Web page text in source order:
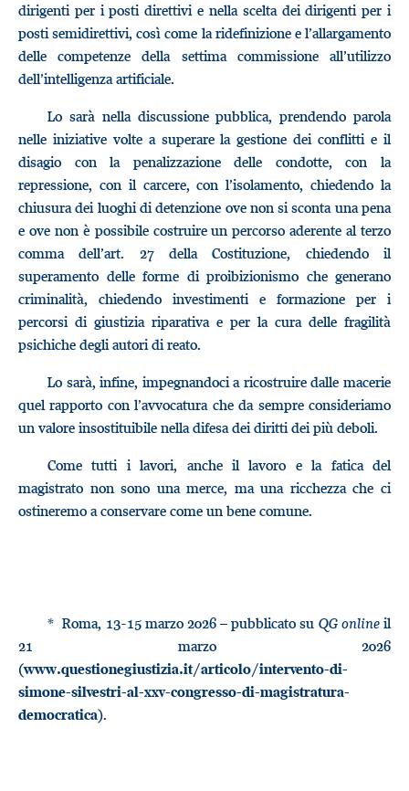
dirigenti per i posti direttivi e nella scelta dei dirigenti per i
posti semidirettivi, così come la ridefinizione e l’allargamento
delle competenze della settima commissione all’utilizzo
dell’intelligenza artificiale.
Lo sarà nella discussione pubblica, prendendo parola
nelle iniziative volte a superare la gestione dei conflitti e il
disagio con la penalizzazione delle condotte, con la
repressione, con il carcere, con l’isolamento, chiedendo la
chiusura dei luoghi di detenzione ove non si sconta una pena
e ove non è possibile costruire un percorso aderente al terzo
comma dell’art. 27 della Costituzione, chiedendo il
superamento delle forme di proibizionismo che generano
criminalità, chiedendo investimenti e formazione per i
percorsi di giustizia riparativa e per la cura delle fragilità
psichiche degli autori di reato.
Lo sarà, infine, impegnandoci a ricostruire dalle macerie
quel rapporto con l’avvocatura che da sempre consideriamo
un valore insostituibile nella difesa dei diritti dei più deboli.
Come tutti i lavori, anche il lavoro e la fatica del
magistrato non sono una merce, ma una ricchezza che ci
ostineremo a conservare come un bene comune.
* Roma, 13-15 marzo 2026 – pubblicato su QG onlineil
21 marzo 2026
(www.questionegiustizia.it/articolo/intervento-di-
simone-silvestri-al-xxv-congresso-di-magistratura-
democratica).